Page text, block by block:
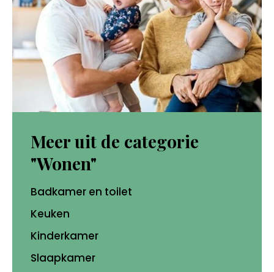
Meer uit de categorie
"Wonen"
Badkamer en toilet
Keuken
Kinderkamer
Slaapkamer